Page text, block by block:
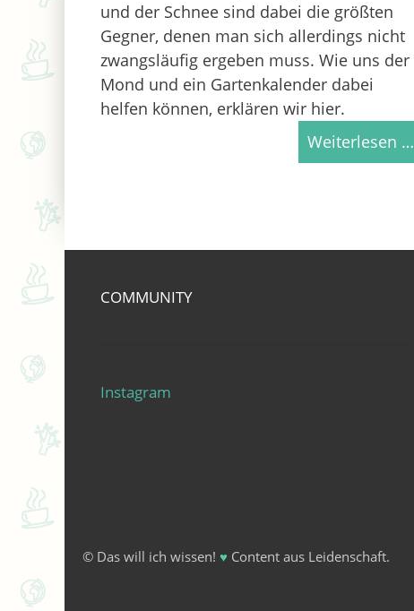
und der Schnee sind dabei die größten
Gegner, denen man sich allerdings nicht
zwangsläufig ergeben muss. Wie uns der
Mond und ein Gartenkalender dabei
helfen können, erklären wir hier.
Weiterlesen …
COMMUNITY
Instagram
© Das will ich wissen! ♥ Content aus Leidenschaft.